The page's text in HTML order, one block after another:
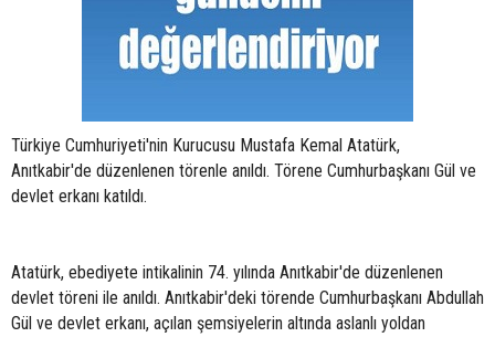
Türkiye Cumhuriyeti'nin Kurucusu Mustafa Kemal Atatürk,
Anıtkabir'de düzenlenen törenle anıldı. Törene Cumhurbaşkanı Gül ve
devlet erkanı katıldı.
Atatürk, ebediyete intikalinin 74. yılında Anıtkabir'de düzenlenen
devlet töreni ile anıldı. Anıtkabir'deki törende Cumhurbaşkanı Abdullah
Gül ve devlet erkanı, açılan şemsiyelerin altında aslanlı yoldan